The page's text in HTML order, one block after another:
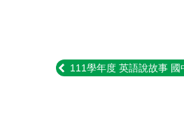
111學年度 英語說故事